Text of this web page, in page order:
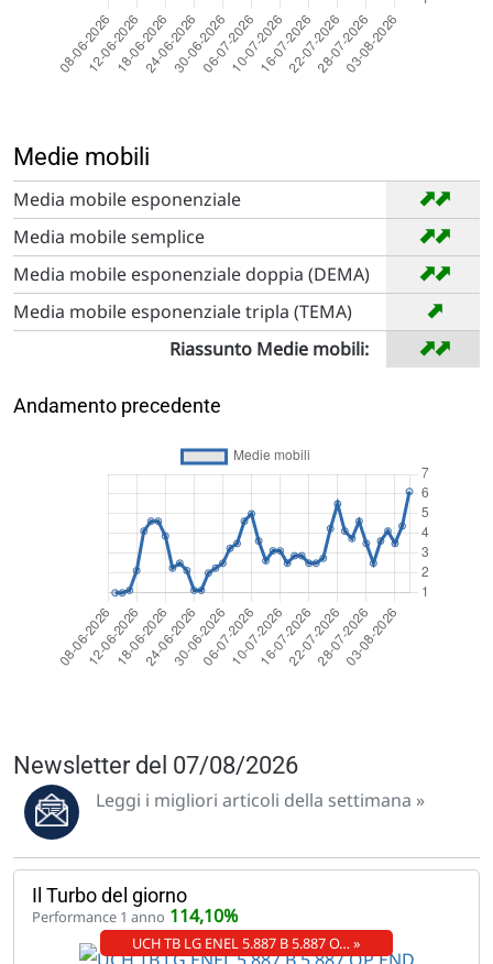
Medie mobili
Media mobile esponenziale ➡
➡
Media mobile semplice ➡
➡
Media mobile esponenziale doppia (DEMA) ➡
➡
Media mobile esponenziale tripla (TEMA) ➡
Riassunto Medie mobili: ➡
➡
Andamento precedente
Newsletter del 07/08/2026
Leggi i migliori articoli della settimana »
Il Turbo del giorno
Performance 1 anno 114,10%
UCH TB LG ENEL 5.887 B 5.887 O… »